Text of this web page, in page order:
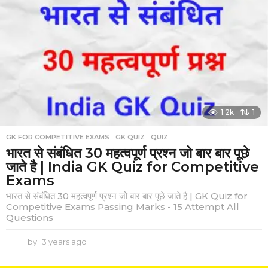
r
s
o
1.2k 1
GK FOR COMPETITIVE EXAMS ,GK QUIZ ,QUIZ
भारत से संबंधित 30 महत्वपूर्ण प्रश्न जो बार बार पूछे
जाते है | India GK Quiz for Competitive
Exams
भारत से संबंधित 30 महत्वपूर्ण प्रश्न जो बार बार पूछे जाते है | GK Quiz for
Competitive Exams Passing Marks - 15 Attempt All
Questions
by 3 years ago
e